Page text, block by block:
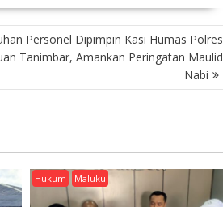
Personel Dipimpin Kasi Humas Polres
Tanimbar, Amankan Peringatan Maulid
Nabi
Hukum Maluku